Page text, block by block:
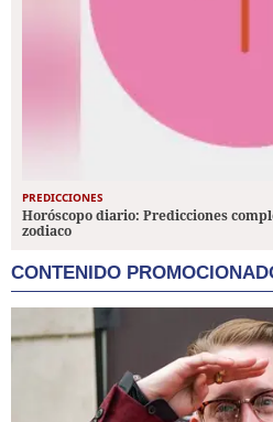
PREDICCIONES
Horóscopo diario: Predicciones
zodiaco
CONTENIDO